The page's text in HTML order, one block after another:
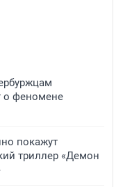
о феномене
покажут
триллер «Демон